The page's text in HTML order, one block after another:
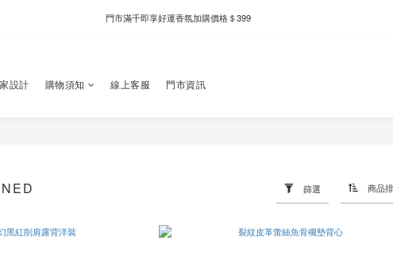
新自製款系列首批限時優惠｜單件95折，任兩件9折
新自製款系列首批限時優惠｜單件95折，任兩件9折
設計 購物須知 線上客服 門市資訊
篩選 商品